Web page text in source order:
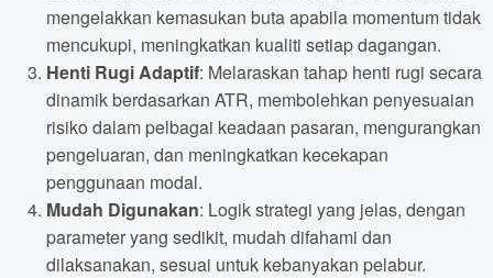
mengelakkan kemasukan buta apabila momentum tidak
mencukupi, meningkatkan kualiti setiap dagangan.
Henti Rugi Adaptif: Melaraskan tahap henti rugi secara
dinamik berdasarkan ATR, membolehkan penyesuaian
risiko dalam pelbagai keadaan pasaran, mengurangkan
pengeluaran, dan meningkatkan kecekapan
penggunaan modal.
Mudah Digunakan: Logik strategi yang jelas, dengan
parameter yang sedikit, mudah difahami dan
dilaksanakan, sesuai untuk kebanyakan pelabur.